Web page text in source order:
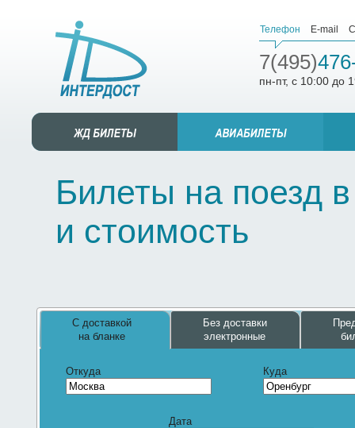
Телефон E-mail
7(495)
пн-пт, с 10:00 до
Билеты на поезд
и стоимость
С доставкой
на бланке
Без доставки
электронные
Откуда Куда
Дата